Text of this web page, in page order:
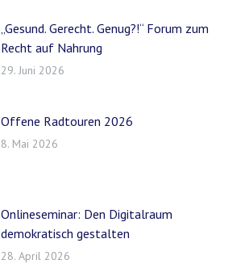
„Gesund. Gerecht. Genug?!“ Forum zum
Recht auf Nahrung
29. Juni 2026
Offene Radtouren 2026
8. Mai 2026
Onlineseminar: Den Digitalraum
demokratisch gestalten
28. April 2026